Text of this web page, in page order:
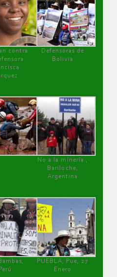
contra
Defensoras de
Bolivia
No a la minería ,
Bariloche,
Argentina
Perú
PUEBLA, Pue, 27
Enero